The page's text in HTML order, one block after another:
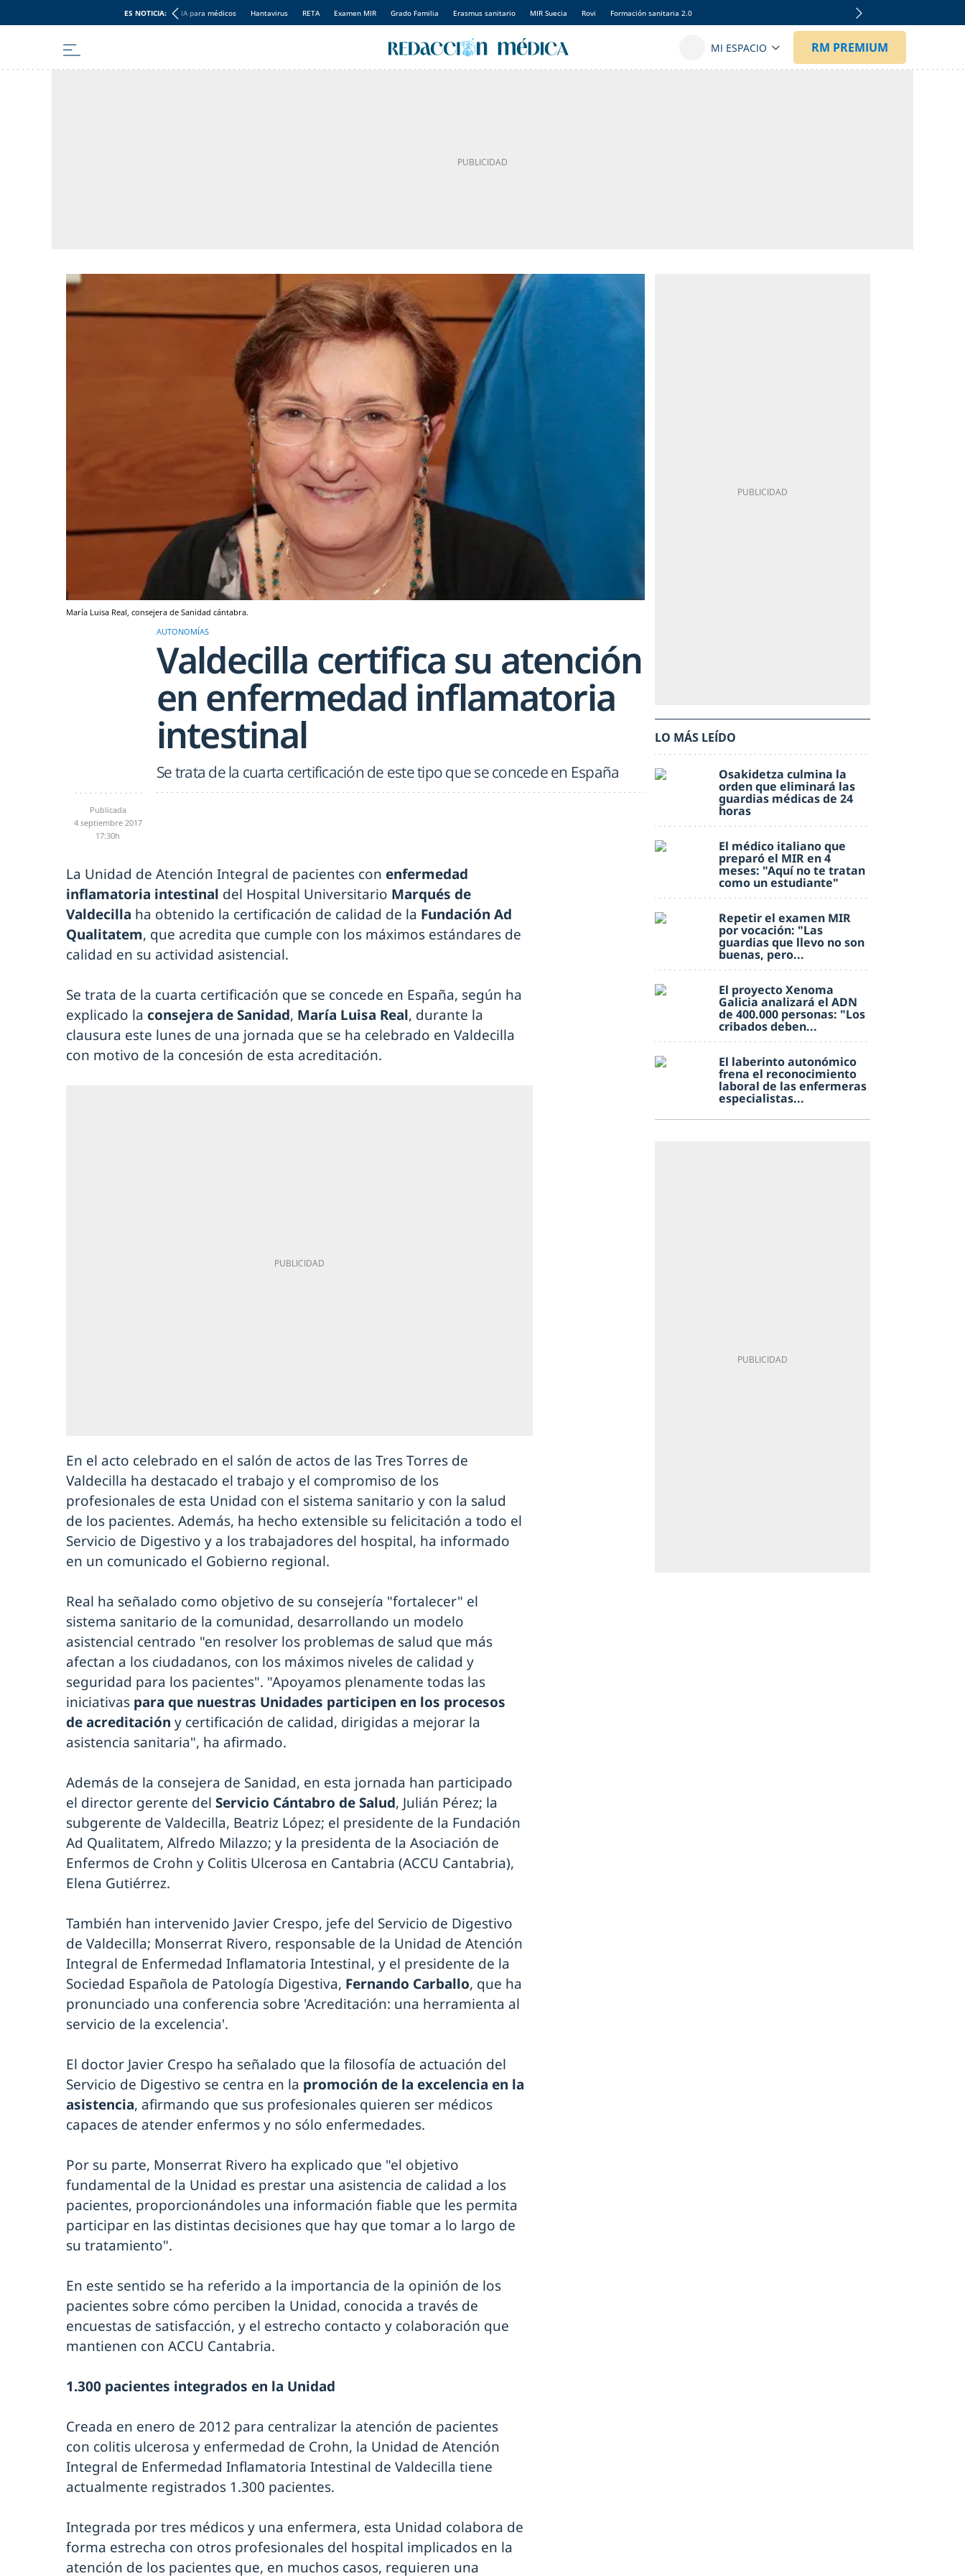
ES NOTICIA: IA para médicos Hantavirus RETA Examen MIR Grado Familia Erasmus sanitario MIR Suecia Rovi Formación sanitaria 2.0
María Luisa Real, consejera de Sanidad cántabra.
AUTONOMÍAS
Valdecilla certifica su atención
en enfermedad inflamatoria
intestinal
Se trata de la cuarta certificación de este tipo que se concede en España
Publicada
4 septiembre 2017
17:30h
La Unidad de Atención Integral de pacientes con enfermedad
inflamatoria intestinal del Hospital Universitario Marqués de
Valdecilla ha obtenido la certificación de calidad de la Fundación Ad
Qualitatem, que acredita que cumple con los máximos estándares de
calidad en su actividad asistencial.
Se trata de la cuarta certificación que se concede en España, según ha
explicado la consejera de Sanidad, María Luisa Real, durante la
clausura este lunes de una jornada que se ha celebrado en Valdecilla
con motivo de la concesión de esta acreditación.
En el acto celebrado en el salón de actos de las Tres Torres de
Valdecilla ha destacado el trabajo y el compromiso de los
profesionales de esta Unidad con el sistema sanitario y con la salud
de los pacientes. Además, ha hecho extensible su felicitación a todo el
Servicio de Digestivo y a los trabajadores del hospital, ha informado
en un comunicado el Gobierno regional.
Real ha señalado como objetivo de su consejería "fortalecer" el
sistema sanitario de la comunidad, desarrollando un modelo
asistencial centrado "en resolver los problemas de salud que más
afectan a los ciudadanos, con los máximos niveles de calidad y
seguridad para los pacientes". "Apoyamos plenamente todas las
iniciativas para que nuestras Unidades participen en los procesos
de acreditación y certificación de calidad, dirigidas a mejorar la
asistencia sanitaria", ha afirmado.
Además de la consejera de Sanidad, en esta jornada han participado
el director gerente del Servicio Cántabro de Salud, Julián Pérez; la
subgerente de Valdecilla, Beatriz López; el presidente de la Fundación
Ad Qualitatem, Alfredo Milazzo; y la presidenta de la Asociación de
Enfermos de Crohn y Colitis Ulcerosa en Cantabria (ACCU Cantabria),
Elena Gutiérrez.
También han intervenido Javier Crespo, jefe del Servicio de Digestivo
de Valdecilla; Monserrat Rivero, responsable de la Unidad de Atención
Integral de Enfermedad Inflamatoria Intestinal, y el presidente de la
Sociedad Española de Patología Digestiva, Fernando Carballo, que ha
pronunciado una conferencia sobre 'Acreditación: una herramienta al
servicio de la excelencia'.
El doctor Javier Crespo ha señalado que la filosofía de actuación del
Servicio de Digestivo se centra en la promoción de la excelencia en la
asistencia, afirmando que sus profesionales quieren ser médicos
capaces de atender enfermos y no sólo enfermedades.
Por su parte, Monserrat Rivero ha explicado que "el objetivo
fundamental de la Unidad es prestar una asistencia de calidad a los
pacientes, proporcionándoles una información fiable que les permita
participar en las distintas decisiones que hay que tomar a lo largo de
su tratamiento".
En este sentido se ha referido a la importancia de la opinión de los
pacientes sobre cómo perciben la Unidad, conocida a través de
encuestas de satisfacción, y el estrecho contacto y colaboración que
mantienen con ACCU Cantabria.
1.300 pacientes integrados en la Unidad
Creada en enero de 2012 para centralizar la atención de pacientes
con colitis ulcerosa y enfermedad de Crohn, la Unidad de Atención
Integral de Enfermedad Inflamatoria Intestinal de Valdecilla tiene
actualmente registrados 1.300 pacientes.
Integrada por tres médicos y una enfermera, esta Unidad colabora de
forma estrecha con otros profesionales del hospital implicados en la
atención de los pacientes que, en muchos casos, requieren una
LO MÁS LEÍDO
Osakidetza culmina la
orden que eliminará las
guardias médicas de 24
horas
El médico italiano que
preparó el MIR en 4
meses: "Aquí no te tratan
como un estudiante"
Repetir el examen MIR
por vocación: "Las
guardias que llevo no son
buenas, pero...
El proyecto Xenoma
Galicia analizará el ADN
de 400.000 personas: "Los
cribados deben...
El laberinto autonómico
frena el reconocimiento
laboral de las enfermeras
especialistas...